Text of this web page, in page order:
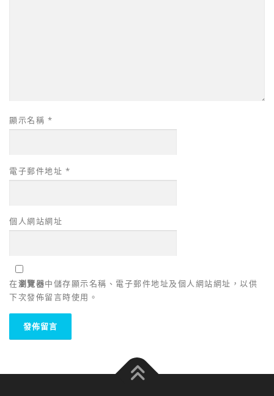
顯示名稱 *
電子郵件地址 *
個人網站網址
在瀏覽器中儲存顯示名稱、電子郵件地址及個人網站網址，以供
下次發佈留言時使用。